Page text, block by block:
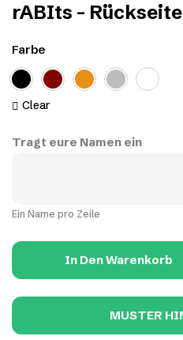
rABIts – Rückseite
Farbe
Clear
Tragt eure Namen ein
Ein Name pro Zeile
In Den Warenkorb